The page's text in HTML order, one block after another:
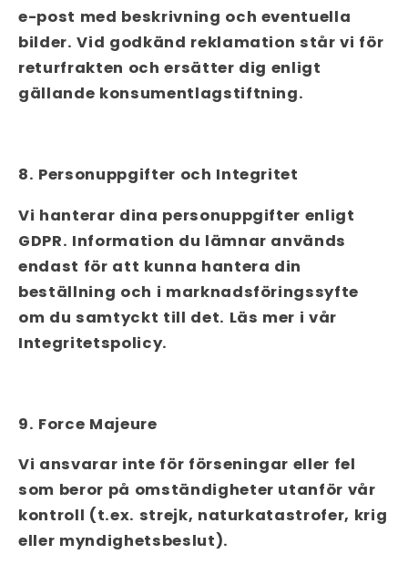
e-post med beskrivning och eventuella
bilder. Vid godkänd reklamation står vi för
returfrakten och ersätter dig enligt
gällande konsumentlagstiftning.
8. Personuppgifter och Integritet
Vi hanterar dina personuppgifter enligt
GDPR. Information du lämnar används
endast för att kunna hantera din
beställning och i marknadsföringssyfte
om du samtyckt till det. Läs mer i vår
Integritetspolicy.
9. Force Majeure
Vi ansvarar inte för förseningar eller fel
som beror på omständigheter utanför vår
kontroll (t.ex. strejk, naturkatastrofer, krig
eller myndighetsbeslut).